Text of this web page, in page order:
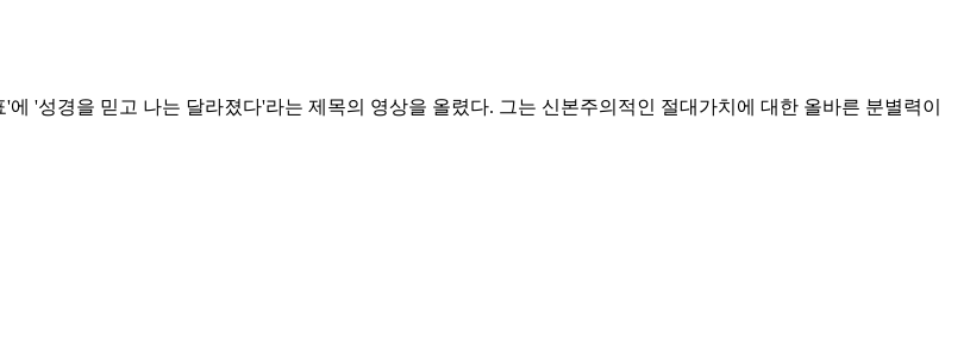
'성경을 믿고 나는 달라졌다'라는 제목의 영상을 올렸다. 그는 신본주의적인 절대가치에 대한 올바른 분별력이